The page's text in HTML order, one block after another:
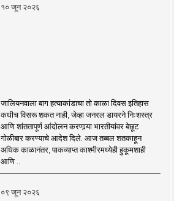
१० जून २०२६
जालियनवाला बाग हत्याकांडाचा तो काळा दिवस इतिहास
कधीच विसरू शकत नाही, जेव्हा जनरल डायरने निःशस्त्र
आणि शांततापूर्ण आंदोलन करणार्‍या भारतीयांवर बेछूट
गोळीबार करण्याचे आदेश दिले. आज तब्बल शतकाहून
अधिक काळानंतर, पाकव्याप्त काश्मीरमध्येही हुकूमशाही
आणि ..
०९ जून २०२६